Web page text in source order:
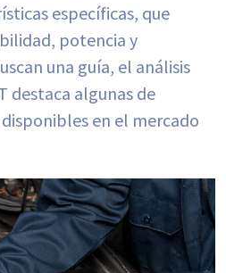
específicas, que
potencia y
una guía, el análisis
destaca algunas de
en el mercado